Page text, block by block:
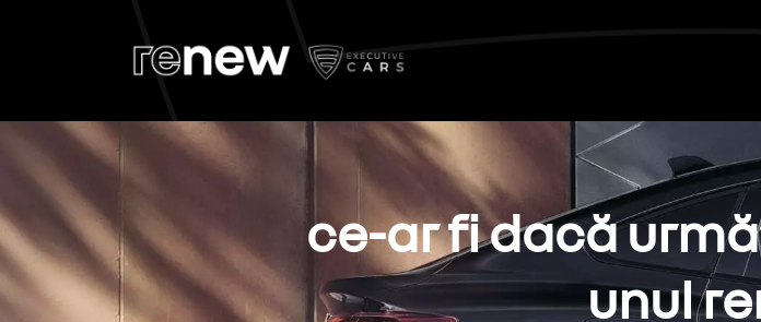
ce-ar fi dacă
unul